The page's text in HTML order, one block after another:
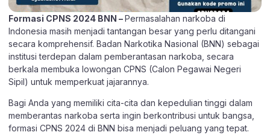
Formasi CPNS 2024 BNN –Permasalahan narkoba di
Indonesia masih menjadi tantangan besar yang perlu ditangani
secara komprehensif. Badan Narkotika Nasional (BNN) sebagai
institusi terdepan dalam pemberantasan narkoba, secara
berkala membuka lowongan CPNS (Calon Pegawai Negeri
Sipil) untuk memperkuat jajarannya.
Bagi Anda yang memiliki cita-cita dan kepedulian tinggi dalam
memberantas narkoba serta ingin berkontribusi untuk bangsa,
formasi CPNS 2024 di BNN bisa menjadi peluang yang tepat.